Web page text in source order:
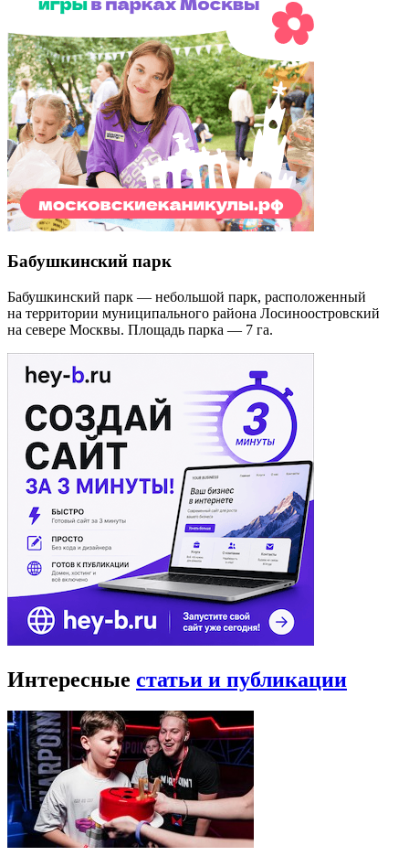
Бабушкинский парк
Бабушкинский парк — небольшой парк, расположенный
на территории муниципального района Лосиноостровский
на севере Москвы. Площадь парка — 7 га.
Интересные статьи и публикации